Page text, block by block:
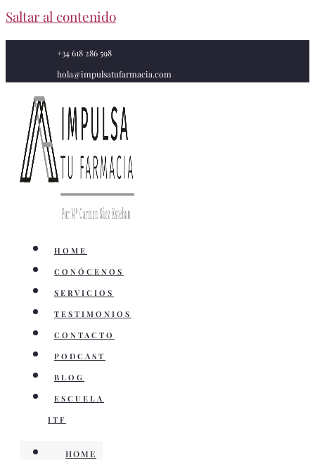
Saltar al contenido
+34 618 286 598
hola@impulsatufarmacia.com
HOME
CONÓCENOS
SERVICIOS
TESTIMONIOS
CONTACTO
PODCAST
BLOG
ESCUELA
ITF
HOME